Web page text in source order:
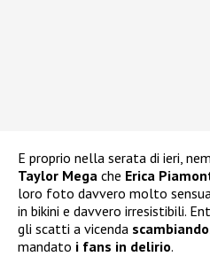
E proprio nella serata di ieri,
Taylor Mega che Erica
loro foto davvero molto
in bikini e davvero irresistibili.
gli scatti a vicenda
mandato i fans in delirio.